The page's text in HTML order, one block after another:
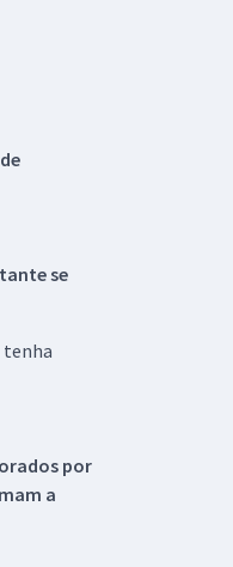
se
tenha
por
a